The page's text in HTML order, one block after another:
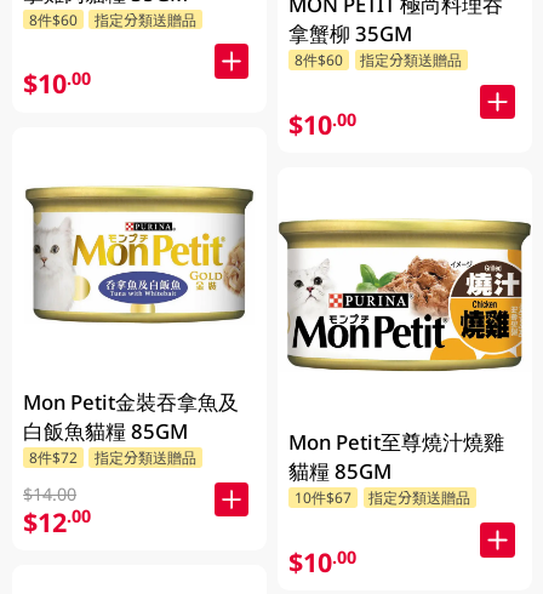
8件$60 指定分類送贈品
$10.00
Mon Petit金裝吞拿魚及
白飯魚貓糧 85GM
8件$72 指定分類送贈品
$14.00
$12.00
拿蟹柳 35GM
8件$60 指定分類送贈品
$10.00
Mon Petit至尊燒汁燒雞
貓糧 85GM
10件$67 指定分類送贈品
$10.00